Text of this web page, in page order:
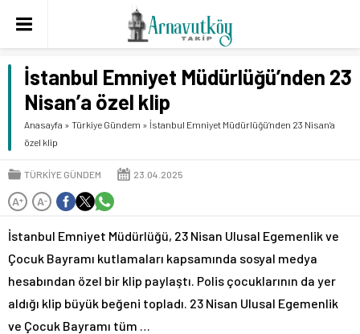
İstanbul Emniyet Müdürlüğü’nden 23
Nisan’a özel klip
Anasayfa » Türkiye Gündem » İstanbul Emniyet Müdürlüğü’nden 23 Nisan’a
özel klip
TÜRKIYE GÜNDEM 23.04.2025
A+ A-
İstanbul Emniyet Müdürlüğü, 23 Nisan Ulusal Egemenlik ve
Çocuk Bayramı kutlamaları kapsamında sosyal medya
hesabından özel bir klip paylaştı. Polis çocuklarının da yer
aldığı klip büyük beğeni topladı. 23 Nisan Ulusal Egemenlik
ve Çocuk Bayramı tüm …